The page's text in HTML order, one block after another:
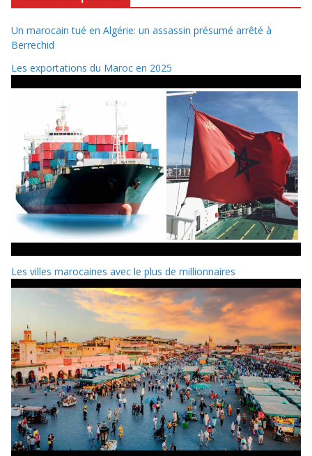
Un marocain tué en Algérie: un assassin présumé arrêté à
Berrechid
Les exportations du Maroc en 2025
Les villes marocaines avec le plus de millionnaires